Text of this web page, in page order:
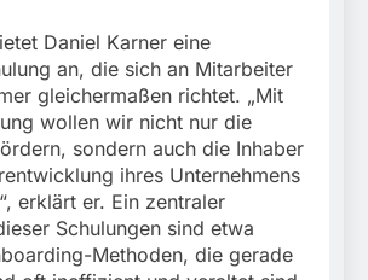
Daniel Karner eine
an, die sich an Mitarbeiter
gleichermaßen richtet. „Mit
wollen wir nicht nur die
sondern auch die Inhaber
ihres Unternehmens
erklärt er. Ein zentraler
Schulungen sind etwa
Methoden, die gerade